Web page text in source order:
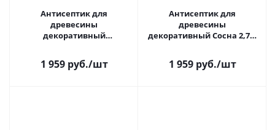
Антисептик для
древесины
декоративный
Акватекс
1 959 руб./шт
Антисептик для
древесины
декоративный Сосна 2,7 л
1 959 руб./шт